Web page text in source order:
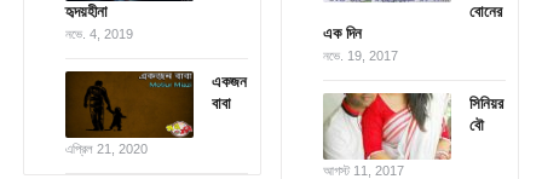
হৃদয়হীনা
নভে. 4, 2019
একজন
বাবা
এপ্রিল 21, 2020
বোনের
এক দিন
নভে. 19, 2017
সিনিয়র
বৌ
আগস্ট 11, 2017